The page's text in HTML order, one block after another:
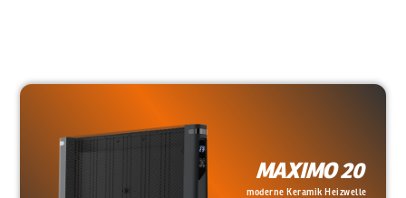
MAXIMO 20
moderne Keramik Heizwelle